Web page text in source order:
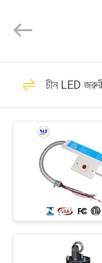
পণ্য
ভিডিও
আমাদের
সম্পর্কে
Lighting
Co.,Ltd..
Reserved.
LED
চীন LED